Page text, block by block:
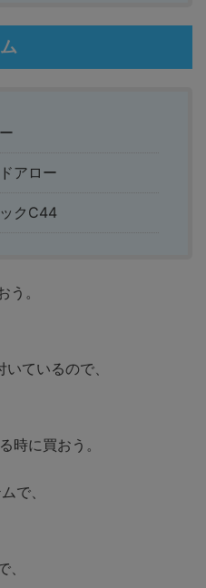
アロー
クC44
。
ているので、
に買おう。
で、